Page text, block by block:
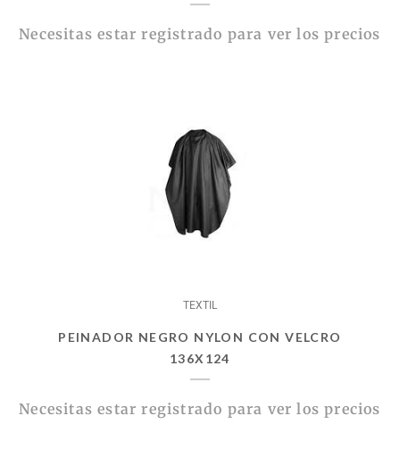
Necesitas estar registrado para ver los precios
TEXTIL
PEINADOR NEGRO NYLON CON VELCRO
136X124
Necesitas estar registrado para ver los precios